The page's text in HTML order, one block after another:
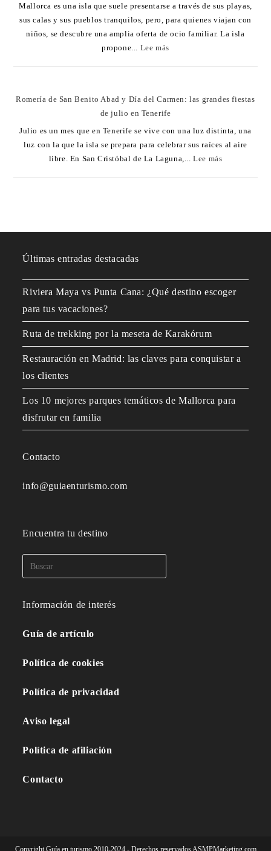
Mallorca es una isla que suele presentarse a través de sus playas,
sus calas y sus pueblos tranquilos, pero, para quienes viajan con
niños, se descubre una amplia oferta de ocio familiar. La isla
propone... Lee más
Romería de San Benito Abad y Día del Carmen: las grandes fiestas
de julio en Tenerife
Julio es un mes que en Tenerife se vive con una luz distinta, una
luz con la que la isla se prepara para celebrar sus raíces al aire
libre. En San Cristóbal de La Laguna,...Lee más
Últimas entradas destacadas
Riviera Maya vs Punta Cana: ¿Qué destino escoger
para tus vacaciones?
Ruta de trekking por la meseta de Karakórum
Restauración en Madrid: las claves para conquistar a
los clientes
Los 10 mejores parques temáticos de Mallorca para
disfrutar en familia
Contacto
info@guiaenturismo.com
Encuentra tu destino
Información de interés
Guía de artículo
Política de cookies
Política de privacidad
Aviso legal
Política de afiliación
Contacto
Copyright Guía en turismo 2010-2024 - Derechos reservados ASMPMarketing.com